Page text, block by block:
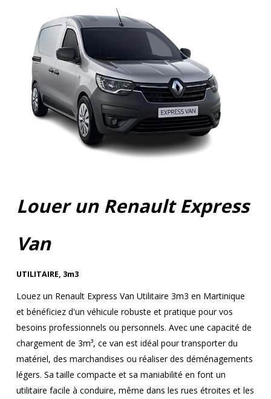
Louer un Renault Express
Van
UTILITAIRE, 3m3
Louez un Renault Express Van Utilitaire 3m3 en Martinique
et bénéficiez d'un véhicule robuste et pratique pour vos
besoins professionnels ou personnels. Avec une capacité de
chargement de 3m³, ce van est idéal pour transporter du
matériel, des marchandises ou réaliser des déménagements
légers. Sa taille compacte et sa maniabilité en font un
utilitaire facile à conduire, même dans les rues étroites et les